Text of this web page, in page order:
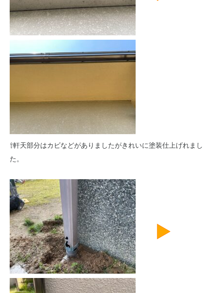
⇧軒天部分はカビなどがありましたがきれいに塗装仕上げれまし
た。